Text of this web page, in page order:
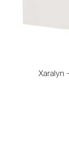
Xaralyn